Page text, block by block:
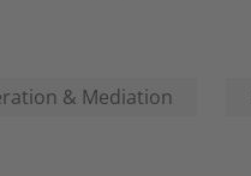
& Mediation